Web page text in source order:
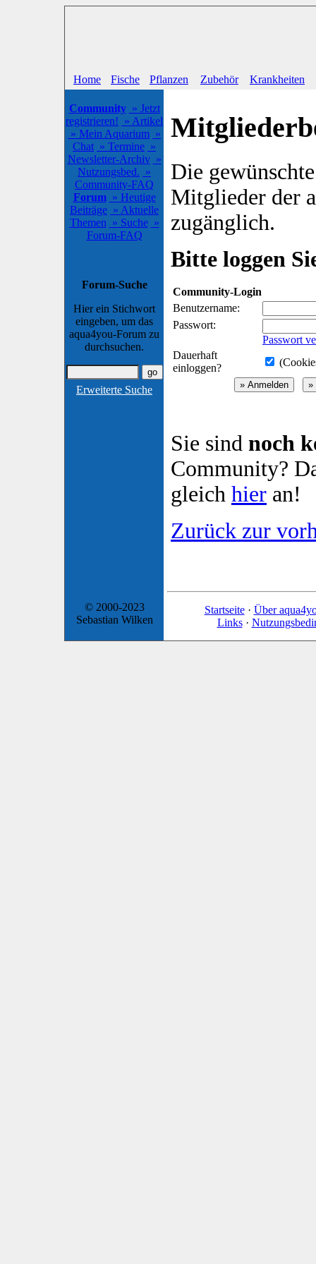
Home Fische Pflanzen Zubehör Krankheiten
Community » Jetzt
registrieren! » Artikel
» Mein Aquarium »
Chat » Termine »
Newsletter-Archiv »
Nutzungsbed. »
Community-FAQ
Forum » Heutige
Beiträge » Aktuelle
Themen » Suche »
Forum-FAQ
Forum-Suche
Hier ein Stichwort
eingeben, um das
aqua4you-Forum zu
durchsuchen.
Erweiterte Suche
Die
Mitglieder der
zugänglich.
Bitte loggen
Community-Login
Benutzername:
Passwort:
Passwort
Dauerhaft
einloggen?
Sie sind noch
Community?
gleich hier an!
Zurück zur
© 2000-2023
Sebastian Wilken
Startseite· Über
Links·